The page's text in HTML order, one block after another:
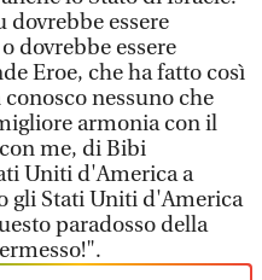
dovrebbe essere
dovrebbe essere
Eroe, che ha fatto così
nessuno che
armonia con il
me, di Bibi
Uniti d'America a
gli Stati Uniti d'America
paradosso della